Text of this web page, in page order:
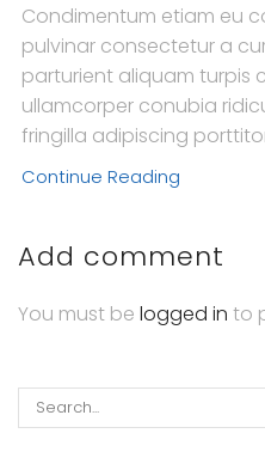
Condimentum etiam eu
pulvinar consectetur a
parturient aliquam turpis
ullamcorper conubia
fringilla adipiscing
Continue Reading
Add comment
You must be logged in to